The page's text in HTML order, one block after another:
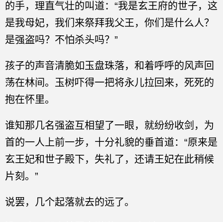
的手，理直气壮的叫道：“我是玄王府的世子，这
是我母妃，我们来祭拜我父王，你们是什么人？
是强盗吗？不怕杀头吗？”
孩子的声音清脆如玉盘珠落，和着呼呼的风声回
荡在林间。玉树吓得一把将永儿拉回来，死死的
抱在怀里。
谁知那几名强盗互相望了一眼，就纷纷收剑，为
首的一人上前一步，十分礼貌的垂首道：“原来是
玄王妃和世子殿下，失礼了，还请王妃在此稍候
片刻。”
说罢，几个起落就去的远了。